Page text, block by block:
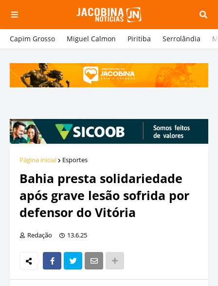
Capim Grosso Miguel Calmon Piritiba Serrolândia
Página inicial Esportes
Bahia presta solidariedade
após grave lesão sofrida por
defensor do Vitória
Redação 13.6.25